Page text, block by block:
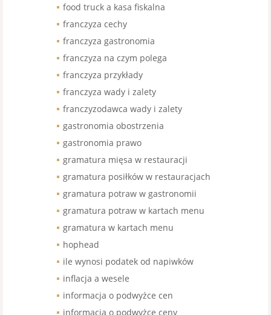
food truck a kasa fiskalna
franczyza cechy
franczyza gastronomia
franczyza na czym polega
franczyza przykłady
franczyza wady i zalety
franczyzodawca wady i zalety
gastronomia obostrzenia
gastronomia prawo
gramatura mięsa w restauracji
gramatura posiłków w restauracjach
gramatura potraw w gastronomii
gramatura potraw w kartach menu
gramatura w kartach menu
hophead
ile wynosi podatek od napiwków
inflacja a wesele
informacja o podwyżce cen
informacja o podwyżce ceny